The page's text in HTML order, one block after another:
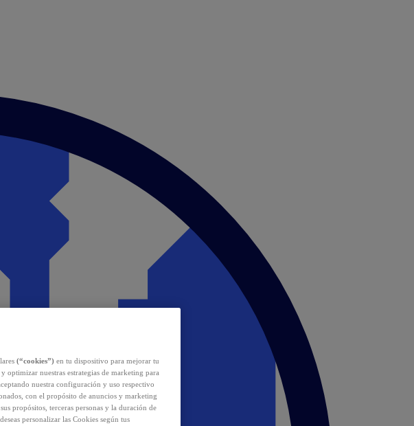
(“cookies”) en tu dispositivo para mejorar tu
optimizar nuestras estrategias de marketing para
aceptando nuestra configuración y uso respectivo
con el propósito de anuncios y marketing
propósitos, terceras personas y la duración de
deseas personalizar las Cookies según tus